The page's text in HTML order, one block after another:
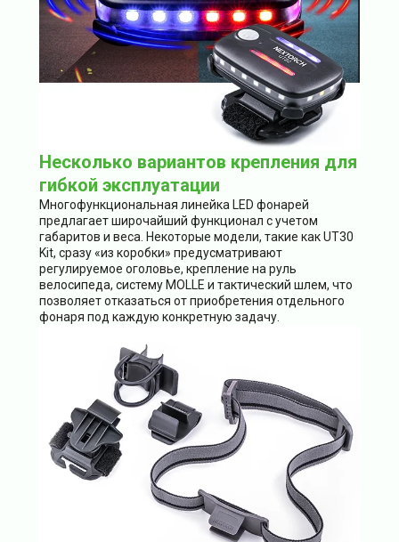
Несколько вариантов крепления для
гибкой эксплуатации
Многофункциональная линейка LED фонарей
предлагает широчайший функционал с учетом
габаритов и веса. Некоторые модели, такие как UT30
Kit, сразу «из коробки» предусматривают
регулируемое оголовье, крепление на руль
велосипеда, систему MOLLE и тактический шлем, что
позволяет отказаться от приобретения отдельного
фонаря под каждую конкретную задачу.